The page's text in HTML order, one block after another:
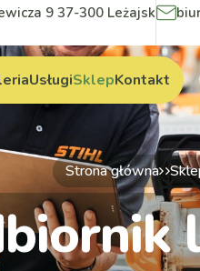
9 37-300 Leżajsk
UsługiSklepKontakt
Strona główna